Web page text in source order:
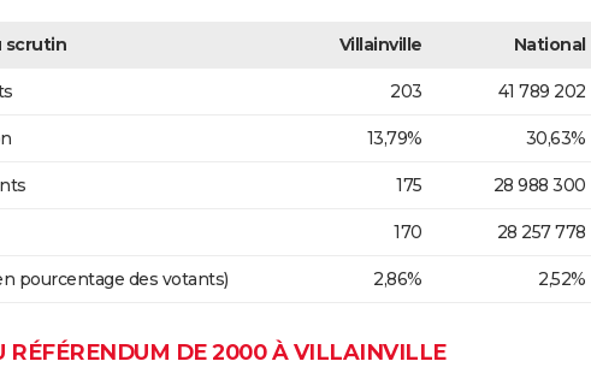
scrutin Villainville National
203 41 789 202
13,79% 30,63%
175 28 988 300
170 28 257 778
pourcentage des votants) 2,86% 2,52%
RÉFÉRENDUM DE 2000 À VILLAINVILLE